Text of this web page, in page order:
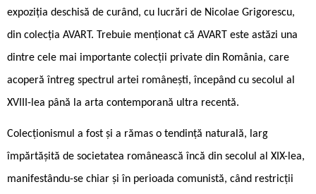
expoziția deschisă de curând, cu lucrări de Nicolae Grigorescu,
din colecția AVART. Trebuie menționat că AVART este astăzi una
dintre cele mai importante colecții private din România, care
acoperă întreg spectrul artei românești, începând cu secolul al
XVIII-lea până la arta contemporană ultra recentă.
Colecționismul a fost și a rămas o tendință naturală, larg
împărtășită de societatea românească încă din secolul al XIX-lea,
manifestându-se chiar și în perioada comunistă, când restricții